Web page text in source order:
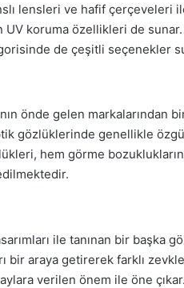
lensleri ve hafif çerçeveleri
UV koruma özellikleri de
de çeşitli seçenekler
önde gelen markalarından
gözlüklerinde genellikle
hem görme
ile tanınan bir başka
bir araya getirerek farklı
verilen önem ile öne